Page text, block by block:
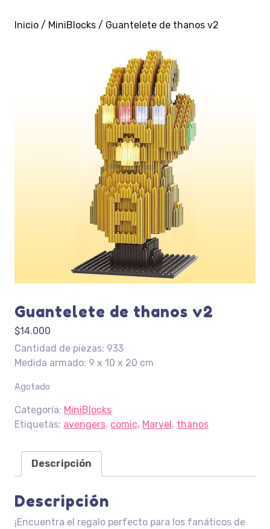
Inicio / MiniBlocks / Guantelete de thanos v2
Guantelete de thanos v2
$14.000
Cantidad de piezas: 933
Medida armado: 9 x 10 x 20 cm
Agotado
Categoría: MiniBlocks
Etiquetas: avengers, comic, Marvel, thanos
Descripción
Descripción
¡Encuentra el regalo perfecto para los fanáticos de